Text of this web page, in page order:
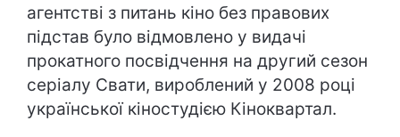
агентстві з питань кіно без правових
підстав було відмовлено у видачі
прокатного посвідчення на другий сезон
серіалу Свати, вироблений у 2008 році
української кіностудією Кіноквартал.